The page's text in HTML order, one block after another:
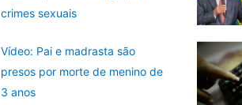
crimes sexuais
Vídeo: Pai e madrasta são
presos por morte de menino de
3 anos